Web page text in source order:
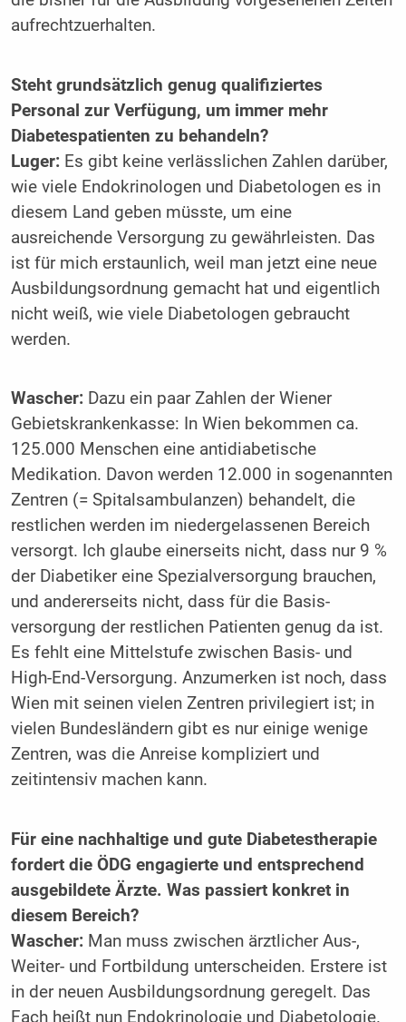
aufrechtzuerhalten.
Steht grundsätzlich genug qualifiziertes
Personal zur Verfügung, um immer mehr
Diabetespatienten zu behandeln?
Luger:Es gibt keine verlässlichen Zahlen darüber,
wie viele Endokrinologen und Diabetologen es in
diesem Land geben müsste, um eine
ausreichende Versorgung zu gewährleisten. Das
ist für mich erstaunlich, weil man jetzt eine neue
Ausbildungsordnung gemacht hat und eigentlich
nicht weiß, wie viele Diabetologen gebraucht
werden.
Wascher:Dazu ein paar Zahlen der ­Wiener
Gebietskrankenkasse: In Wien bekommen ca.
125.000 Menschen eine antidiabetische
Medikation. Davon werden 12.000 in sogenannten
Zentren (= Spitalsambulanzen) behandelt, die
restlichen werden im niedergelassenen Bereich
versorgt. Ich glaube einerseits nicht, dass nur 9 %
der Diabetiker eine Spezialversorgung brauchen,
und ­andererseits nicht, dass für die Basis­
versorgung der restlichen Patienten genug da ist.
Es fehlt eine Mittelstufe zwischen Basis- und
High-End-Versorgung. Anzumerken ist noch, dass
Wien mit seinen vielen Zentren privilegiert ist; in
vielen Bundesländern gibt es nur einige wenige
Zentren, was die Anreise kompliziert und
zeitintensiv machen kann.
Für eine nachhaltige und gute Diabetestherapie
fordert die ÖDG engagierte und entsprechend
ausgebildete Ärzte. Was passiert konkret in
diesem Bereich?
Wascher:Man muss zwischen ärztlicher Aus-,
Weiter- und Fortbildung unterscheiden. Erstere ist
in der neuen Ausbildungsordnung geregelt. Das
Fach heißt nun Endokrinologie und Diabetologie.